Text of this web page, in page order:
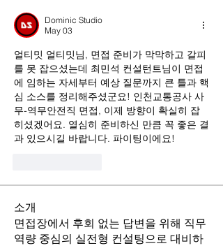
Dominic Studio
May 03
얼티밋 얼티밋님, 면접 준비가 막막하고 갈피
를 못 잡으셨는데 최민석 컨설턴트님이 면접
에 임하는 자세부터 예상 질문까지 큰 틀과 핵
심 소스를 정리해주셨군요! 인천교통공사 사
무-역무안전직 면접, 이제 방향이 확실히 잡
히셨겠어요. 열심히 준비하신 만큼 꼭 좋은 결
과 있으시길 바랍니다. 파이팅이에요!
소개
면접장에서 후회 없는 답변을 위해 직무
역량 중심의 실전형 컨설팅으로 대비하